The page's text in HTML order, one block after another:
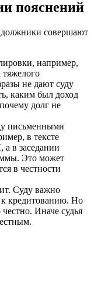
пояснений
должники совершают
например,
тяжелого
не дают суду
каким был доход
долг не
письменными
в тексте
в заседании
Это может
в честности
Суду важно
кредитованию. Но
Иначе судья